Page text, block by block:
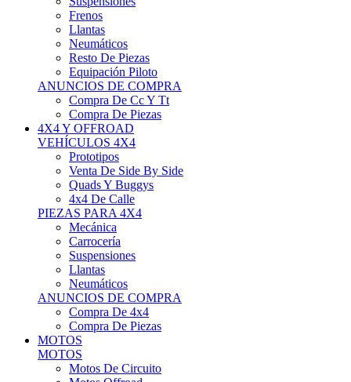
Frenos
Llantas
Neumáticos
Resto De Piezas
Equipación Piloto
ANUNCIOS DE COMPRA
Compra De Cc Y Tt
Compra De Piezas
4X4 Y OFFROAD
VEHÍCULOS 4X4
Prototipos
Venta De Side By Side
Quads Y Buggys
4x4 De Calle
PIEZAS PARA 4X4
Mecánica
Carrocería
Suspensiones
Llantas
Neumáticos
ANUNCIOS DE COMPRA
Compra De 4x4
Compra De Piezas
MOTOS
MOTOS
Motos De Circuito